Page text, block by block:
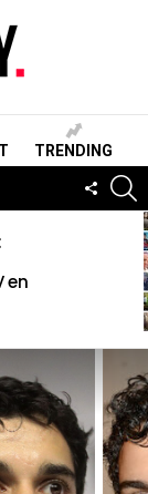
TRENDING
en